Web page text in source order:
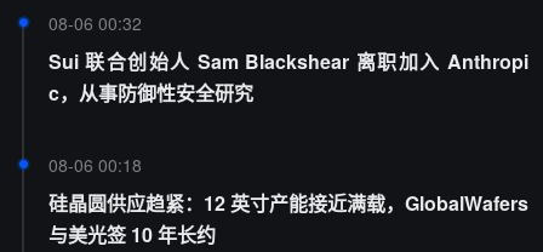
08-06 00:32
Sui 联合创始人 Sam Blackshear 离职加入 Anthropi
c，从事防御性安全研究
08-06 00:18
硅晶圆供应趋紧：12 英寸产能接近满载，GlobalWafers
与美光签 10 年长约